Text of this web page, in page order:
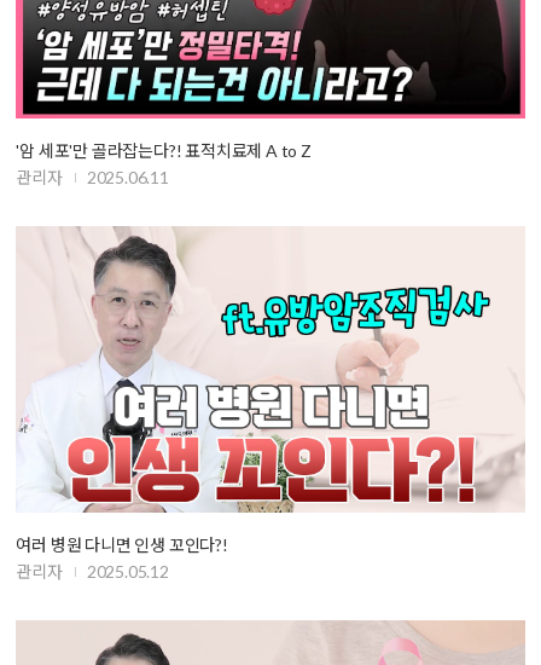
'암 세포'만 골라잡는다?! 표적치료제 A to Z
관리자
2025.06.11
여러 병원 다니면 인생 꼬인다?!
관리자
2025.05.12